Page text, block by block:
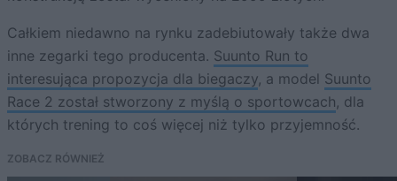
Całkiem niedawno na rynku zadebiutowały także dwa
inne zegarki tego producenta. Suunto Run to
interesująca propozycja dla biegaczy, a model Suunto
Race 2 został stworzony z myślą o sportowcach, dla
których trening to coś więcej niż tylko przyjemność.
ZOBACZ RÓWNIEŻ